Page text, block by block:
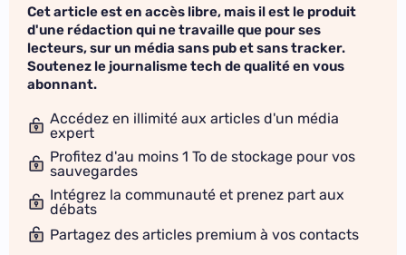
Cet article est en accès libre, mais il est le produit
d'une rédaction qui ne travaille que pour ses
lecteurs, sur un média sans pub et sans tracker.
Soutenez le journalisme tech de qualité en vous
abonnant.
Accédez en illimité aux articles d'un média
expert
Profitez d'au moins 1 To de stockage pour vos
sauvegardes
Intégrez la communauté et prenez part aux
débats
Partagez des articles premium à vos contacts